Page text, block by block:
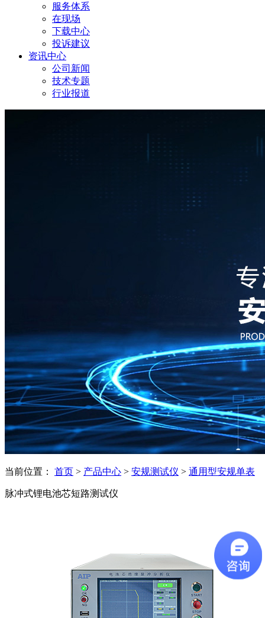
服务体系
在现场
下载中心
投诉建议
资讯中心
公司新闻
技术专题
行业报道
当前位置： 首页 > 产品中心 > 安规测试仪 > 通用型安规单表
脉冲式锂电池芯短路测试仪